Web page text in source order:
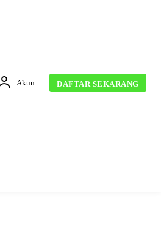
Akun DAFTAR SEKARANG